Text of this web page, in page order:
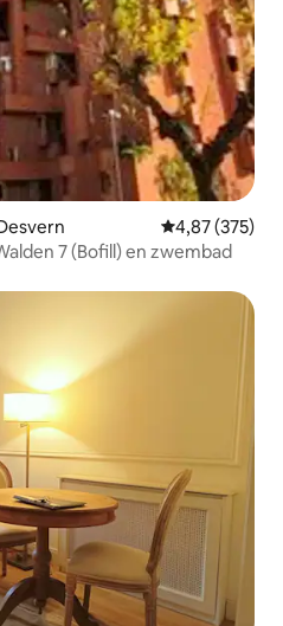
Gemiddelde
4,87 (375)
7 (Bofill) en zwembad